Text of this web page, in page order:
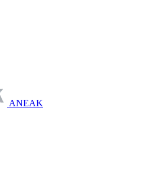
ANEAK